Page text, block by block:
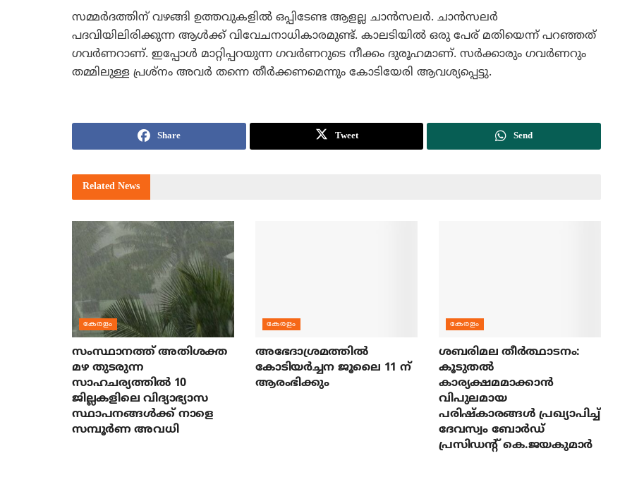
സമ്മര്‍ദത്തിന് വഴങ്ങി ഉത്തവുകളില്‍ ഒപ്പിടേണ്ട ആളല്ല ചാന്‍സലര്‍. ചാന്‍സലര്‍
പദവിയിലിരിക്കുന്ന ആള്‍ക്ക് വിവേചനാധികാരമുണ്ട്. കാലടിയില്‍ ഒരു പേര് മതിയെന്ന് പറഞ്ഞത്
ഗവര്‍ണറാണ്. ഇപ്പോള്‍ മാറ്റിപ്പറയുന്ന ഗവര്‍ണറുടെ നീക്കം ദുരൂഹമാണ്. സര്‍ക്കാരും ഗവര്‍ണറും
തമ്മിലുള്ള പ്രശ്‌നം അവര്‍ തന്നെ തീര്‍ക്കണമെന്നും കോടിയേരി ആവശ്യപ്പെട്ടു.
Share Tweet Send
Related News
കേരളം
സംസ്ഥാനത്ത് അതിശക്ത
മഴ തുടരുന്ന
സാഹചര്യത്തിൽ 10
ജില്ലകളിലെ വിദ്യാഭ്യാസ
സ്ഥാപനങ്ങൾക്ക് നാളെ
സമ്പൂർണ അവധി
കേരളം
അഭേദാശ്രമത്തില്‍
കോടിയര്‍ച്ചന ജൂലൈ 11 ന്
ആരംഭിക്കും
കേരളം
ശബരിമല തീര്‍ത്ഥാടനം:
കൂടുതല്‍
കാര്യക്ഷമമാക്കാന്‍
വിപുലമായ
പരിഷ്‌കാരങ്ങള്‍ പ്രഖ്യാപിച്ച്
ദേവസ്വം ബോര്‍ഡ്
പ്രസിഡന്റ് കെ.ജയകുമാര്‍